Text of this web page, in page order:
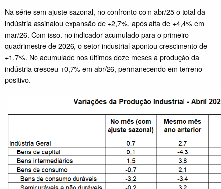
Na série sem ajuste sazonal, no confronto com abr/25 o total da
indústria assinalou expansão de +2,7%, após alta de +4,4% em
mar/26. Com isso, no indicador acumulado para o primeiro
quadrimestre de 2026, o setor industrial apontou crescimento de
+1,7%. No acumulado nos últimos doze meses a produção da
indústria cresceu +0,7% em abr/26, permanecendo em terreno
positivo.